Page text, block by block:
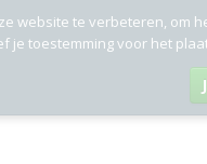
website te verbeteren,
je toestemming voor het